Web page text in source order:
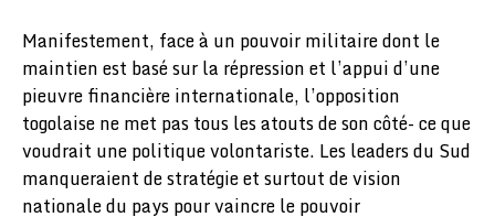
Manifestement, face à un pouvoir militaire dont le
maintien est basé sur la répression et l’appui d’une
pieuvre financière internationale, l’opposition
togolaise ne met pas tous les atouts de son côté- ce que
voudrait une politique volontariste. Les leaders du Sud
manqueraient de stratégie et surtout de vision
nationale du pays pour vaincre le pouvoir